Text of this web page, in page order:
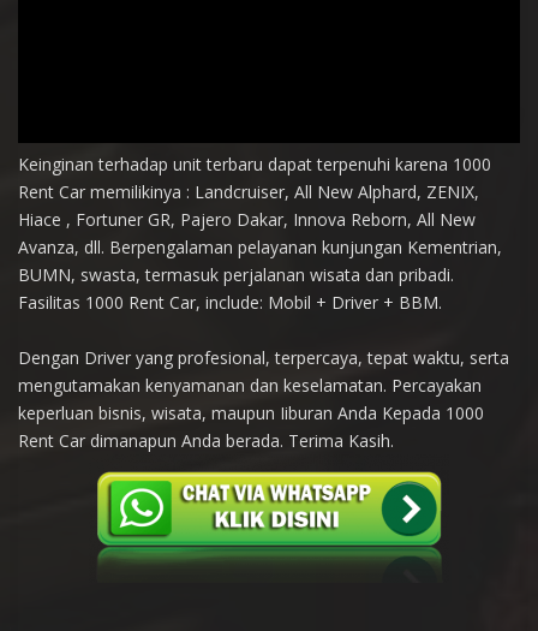
Keinginan terhadap unit terbaru dapat terpenuhi karena 1000
Rent Car memilikinya : Landcruiser, All New Alphard, ZENIX,
Hiace , Fortuner GR, Pajero Dakar, Innova Reborn, All New
Avanza, dll. Berpengalaman pelayanan kunjungan Kementrian,
BUMN, swasta, termasuk perjalanan wisata dan pribadi.
Fasilitas 1000 Rent Car, include: Mobil + Driver + BBM.
Dengan Driver yang profesional, terpercaya, tepat waktu, serta
mengutamakan kenyamanan dan keselamatan. Percayakan
keperluan bisnis, wisata, maupun Iiburan Anda Kepada 1000
Rent Car dimanapun Anda berada. Terima Kasih.